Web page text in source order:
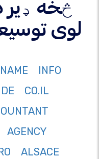
لوی
NAME
INFO
DE
CO.IL
AGENCY
ALSACE